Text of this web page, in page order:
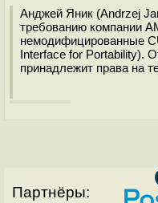
Анджей Яник (Andrzej
требованию компании
немодифицированные
Interface for Portability).
принадлежит права на
Партнёры: